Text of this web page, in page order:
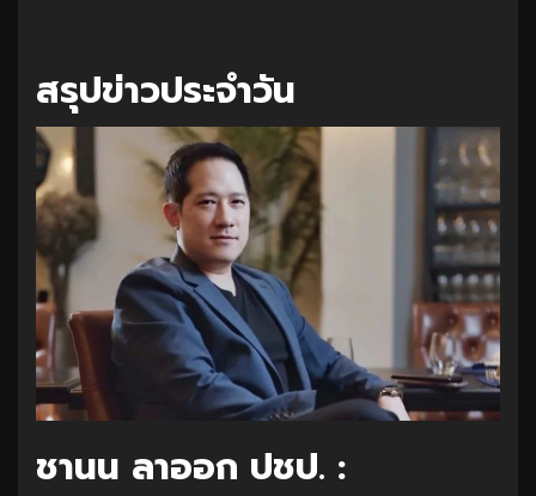
สรุปข่าวประจำวัน
ชานน ลาออก ปชป. :